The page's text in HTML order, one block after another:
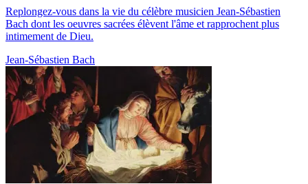
Replongez-vous dans la vie du célèbre musicien Jean-Sébastien
Bach dont les oeuvres sacrées élèvent l'âme et rapprochent plus
intimement de Dieu.
Jean-Sébastien Bach